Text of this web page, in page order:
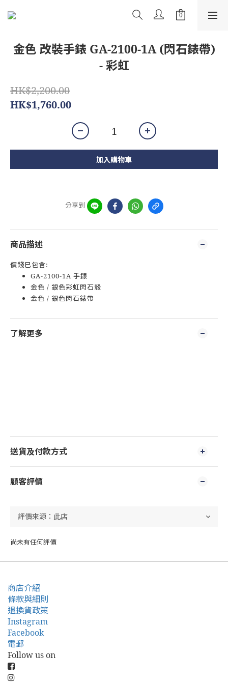
金色 改裝手錶 GA-2100-1A (閃石錶帶)
- 彩虹
HK$2,200.00
HK$1,760.00
加入購物車
分享到
商品描述
價錢已包含:
GA-2100-1A 手錶
金色 / 銀色彩虹閃石殼
金色 / 銀色閃石錶帶
了解更多
送貨及付款方式
顧客評價
尚未有任何評價
商店介紹
條款與細則
退換貨政策
Instagram
Facebook
電郵
Follow us on